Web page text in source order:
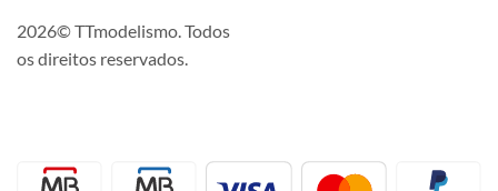
2026© TTmodelismo. Todos
os direitos reservados.